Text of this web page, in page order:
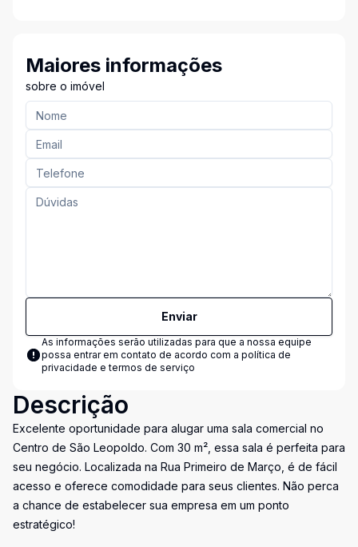
Maiores informações
sobre o imóvel
Enviar
As informações serão utilizadas para que a nossa equipe
possa entrar em contato de acordo com a política de
privacidade e termos de serviço
Descrição
Excelente oportunidade para alugar uma sala comercial no
Centro de São Leopoldo. Com 30 m², essa sala é perfeita para
seu negócio. Localizada na Rua Primeiro de Março, é de fácil
acesso e oferece comodidade para seus clientes. Não perca
a chance de estabelecer sua empresa em um ponto
estratégico!